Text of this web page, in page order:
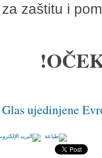
zaštitu i
Glas ujedinjene